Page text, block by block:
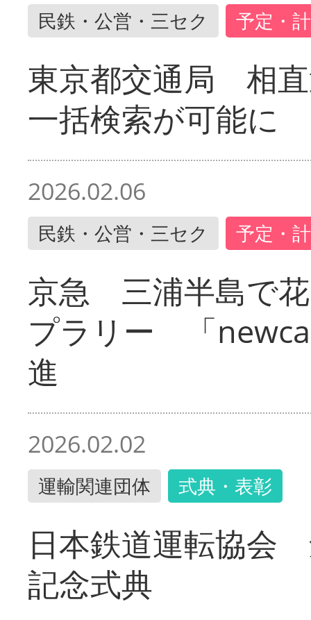
民鉄・公営・三セク 予定・
東京都交通局 相
一括検索が可能に
2026.02.06
民鉄・公営・三セク 予定・
京急 三浦半島で
プラリー 「
進
2026.02.02
運輸関連団体 式典・表彰
日本鉄道運転協会
記念式典